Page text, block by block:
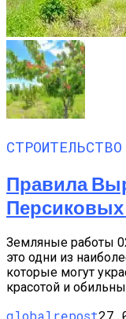
Правила
Земляные работы
это одни из
которые могут
красотой и
globalrepost